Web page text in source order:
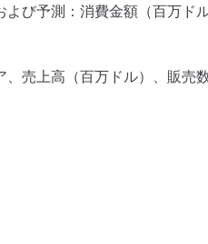
び予測：消費金額（百万ド
売上高（百万ドル）、販売